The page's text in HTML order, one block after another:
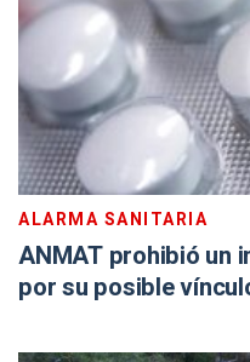
ALARMA SANITARIA
ANMAT prohibió un
por su posible